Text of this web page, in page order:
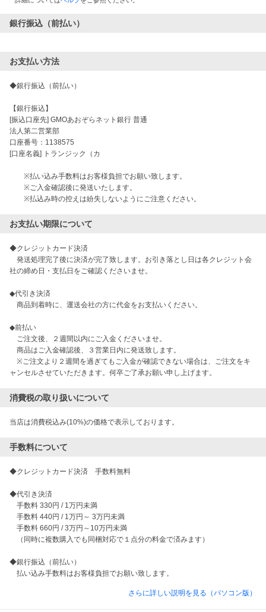
銀行振込（前払い）
お支払い方法
◆銀行振込（前払い）
【銀行振込】
[振込口座先] GMOあおぞらネット銀行 普通
法人第二営業部
口座番号：1138575
[口座名義] トランジック（カ
※払い込み手数料はお客様負担でお願い致します。
※ご入金確認後に発送いたします。
お支払い期限について
◆クレジットカード決済
発送処理完了後に決済が完了致します。お引き落とし日は各クレジット会
社の締め日・支払日をご確認くださいませ。
◆代引き決済
商品到着時に、運送会社の方に代金をお支払いください。
◆前払い
ご注文後、２週間以内にご入金くださいませ。
商品はご入金確認後、３営業日内に発送致します。
※ご注文より２週間を過ぎてもご入金が確認できない場合は、ご注文をキ
ャンセルさせていただきます。何卒ご了承お願い申し上げます。
消費税の取り扱いについて
当店は消費税込み(10%)の価格で表示しております。
手数料について
◆クレジットカード決済　手数料無料
◆代引き決済
手数料 330円 / 1万円未満
手数料 440円 / 1万円～ 3万円未満
手数料 660円 / 3万円～10万円未満
（同時に複数購入でも同梱対応で１点分の料金で済みます）
◆銀行振込（前払い）
払い込み手数料はお客様負担でお願い致します。
さらに詳しい説明を見る（パソコン版）